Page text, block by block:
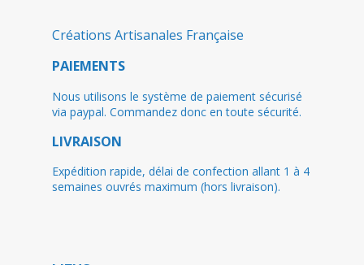
Créations Artisanales Française
PAIEMENTS
Nous utilisons le système de paiement sécurisé
via paypal. Commandez donc en toute sécurité.
LIVRAISON
Expédition rapide, délai de confection allant 1 à 4
semaines ouvrés maximum (hors livraison).